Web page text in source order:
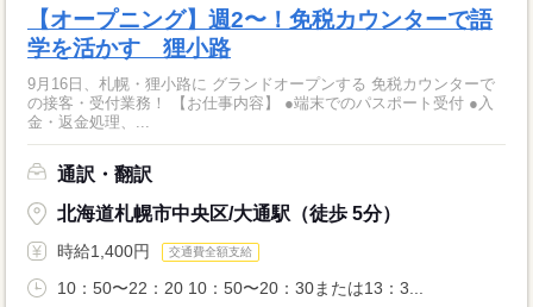
【オープニング】週2〜！免税カウンターで語
学を活かす 狸小路
9月16日、札幌・狸小路に グランドオープンする 免税カウンターで
の接客・受付業務！ 【お仕事内容】 ●端末でのパスポート受付 ●入
金・返金処理、...
通訳・翻訳
北海道札幌市中央区/大通駅（徒歩 5分）
時給1,400円 交通費全額支給
10：50〜22：20 10：50〜20：30または13：3...